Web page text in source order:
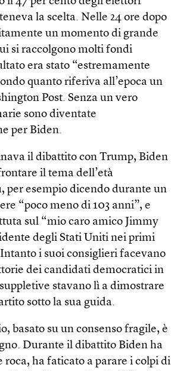
la scelta. Nelle 24 ore dopo
un momento di grande
si raccolgono molti fondi
era stato “estremamente
quanto riferiva all’epoca un
Post. Senza un vero
sono diventate
per Biden.
il dibattito con Trump, Biden
il tema dell’età
per esempio dicendo durante un
“poco meno di 103 anni”, e
sul “mio caro amico Jimmy
degli Stati Uniti nei primi
i suoi consiglieri facevano
dei candidati democratici in
stavano lì a dimostrare
sotto la sua guida.
basato su un consenso fragile, è
Durante il dibattito Biden ha
roca, ha faticato a parare i colpi di